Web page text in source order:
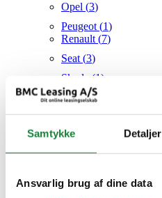
Samtykke Detaljer
Ansvarlig brug af dine data
Opel (3)
Peugeot (1)
Renault (7)
Seat (3)
Skoda (1)
Suzuki
Tesla
Toyota (
VW (21)
Mazda